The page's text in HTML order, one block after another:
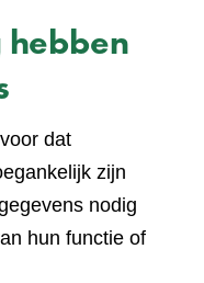
dat
zijn
nodig
hun functie of